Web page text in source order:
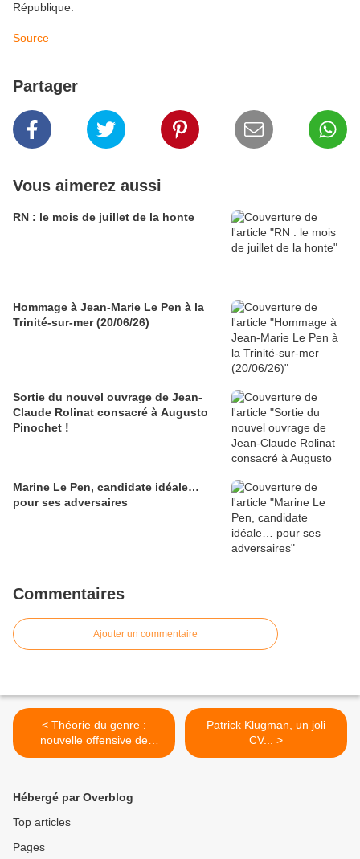
République.
Source
Partager
Vous aimerez aussi
RN : le mois de juillet de la honte
Hommage à Jean-Marie Le Pen à la
Trinité-sur-mer (20/06/26)
Sortie du nouvel ouvrage de Jean-
Claude Rolinat consacré à Augusto
Pinochet !
Marine Le Pen, candidate idéale…
pour ses adversaires
Commentaires
Ajouter un commentaire
< Théorie du genre :
nouvelle offensive de
Vincent Peillon et de Najat
Patrick Klugman, un joli
CV... >
Hébergé par Overblog
Top articles
Pages